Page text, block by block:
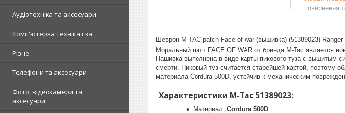
Аудіотехніка та аксесуари
Комп'ютерна техніка і за
Різне
Телефони та аксесуари
Фото, відеокамери та
аксесуари
повернення
Шеврон M-TAC patch Face of war (вышивка) (51389023) Ranger
Моральный патч FACE OF WAR от бренда М-Тас является
Нашивка выполнена в виде карты пикового туза с вышитым
смерти. Пиковый туз считается старейшей картой, поэтому
материала Cordura 500D, устойчив к механическим
Характеристики M-Tac 51389023:
Материал: Cordura 500D